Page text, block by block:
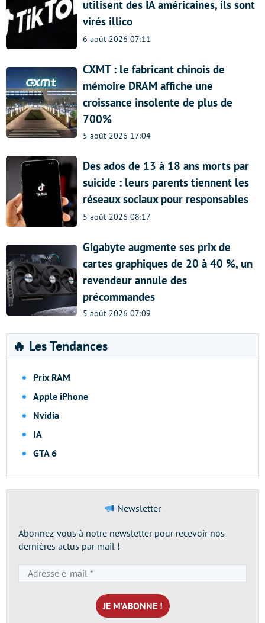
utilisent des IA américaines, ils sont
virés illico
6 août 2026 07:11
CXMT : le fabricant chinois de
mémoire DRAM affiche une
croissance insolente de plus de
700%
5 août 2026 17:04
Des ados de 13 à 18 ans morts par
suicide : leurs parents tiennent les
réseaux sociaux pour responsables
5 août 2026 08:17
Gigabyte augmente ses prix de
cartes graphiques de 20 à 40 %, un
revendeur annule des
précommandes
5 août 2026 07:09
🔥 Les Tendances
Prix RAM
Apple iPhone
Nvidia
IA
GTA 6
Newsletter
Abonnez-vous à notre newsletter pour recevoir nos
dernières actus par mail !
e-
mail
*